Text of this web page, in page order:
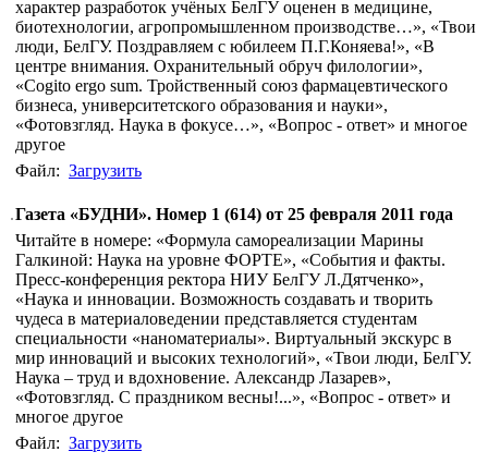
характер разработок учёных БелГУ оценен в медицине,
биотехнологии, агропромышленном производстве…», «Твои
люди, БелГУ. Поздравляем с юбилеем П.Г.Коняева!», «В
центре внимания. Охранительный обруч филологии»,
«Cogito ergo sum. Тройственный союз фармацевтического
бизнеса, университетского образования и науки»,
«Фотовзгляд. Наука в фокусе…», «Вопрос - ответ» и многое
другое
Файл: Загрузить
Газета «БУДНИ». Номер 1 (614) от 25 февраля 2011 года
Читайте в номере: «Формула самореализации Марины
Галкиной: Наука на уровне ФОРТЕ», «События и факты.
Пресс-конференция ректора НИУ БелГУ Л.Дятченко»,
«Наука и инновации. Возможность создавать и творить
чудеса в материаловедении представляется студентам
специальности «наноматериалы». Виртуальный экскурс в
мир инноваций и высоких технологий», «Твои люди, БелГУ.
Наука – труд и вдохновение. Александр Лазарев»,
«Фотовзгляд. С праздником весны!...», «Вопрос - ответ» и
многое другое
Файл: Загрузить